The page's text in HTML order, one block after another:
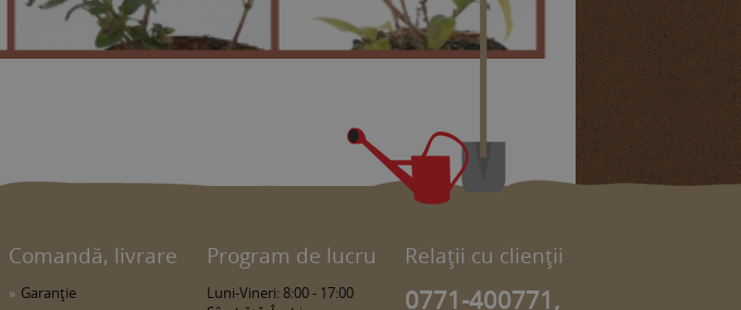
Comandă, livrare
Garanţie
Program de lucru
Luni-Vineri: 8:00 - 17:00
Relaţii cu clienţii
0771-400771,